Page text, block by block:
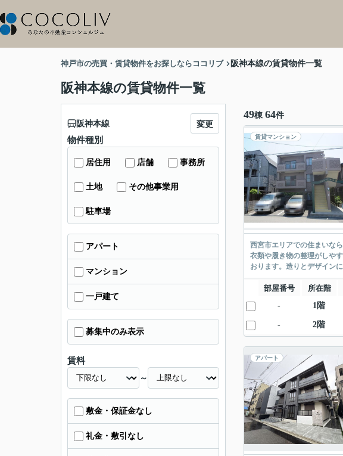
神戸市の売買・賃貸物件をお探しならココリブ 阪神本線の賃貸物件一覧
阪神本線の賃貸物件一覧
49棟 64件
賃貸マンション
西宮市エリアでの住まいな
衣類や履き物の整理がしや
おります。造りとデザイン
部屋番号 所在階
-
1階
- 2階
アパート
阪神本線 変更
物件種別
居住用 店舗 事務所
土地 その他事業用
駐車場
アパート
マンション
一戸建て
募集中のみ表示
賃料
～
敷金・保証金なし
礼金・敷引なし